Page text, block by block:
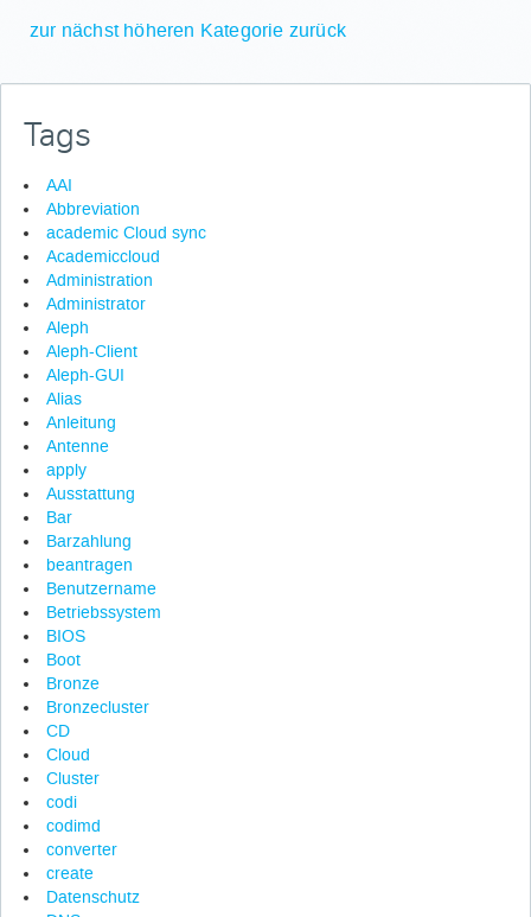
zur nächst höheren Kategorie zurück
Tags
AAI
Abbreviation
academic Cloud sync
Academiccloud
Administration
Administrator
Aleph
Aleph-Client
Aleph-GUI
Alias
Anleitung
Antenne
apply
Ausstattung
Bar
Barzahlung
beantragen
Benutzername
Betriebssystem
BIOS
Boot
Bronze
Bronzecluster
CD
Cloud
Cluster
codi
codimd
converter
create
Datenschutz